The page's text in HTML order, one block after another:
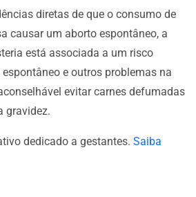
diretas de que o consumo de
causar um aborto espontâneo, a
está associada a um risco
e outros problemas na
evitar carnes defumadas
gravidez.
dedicado a gestantes. Saiba